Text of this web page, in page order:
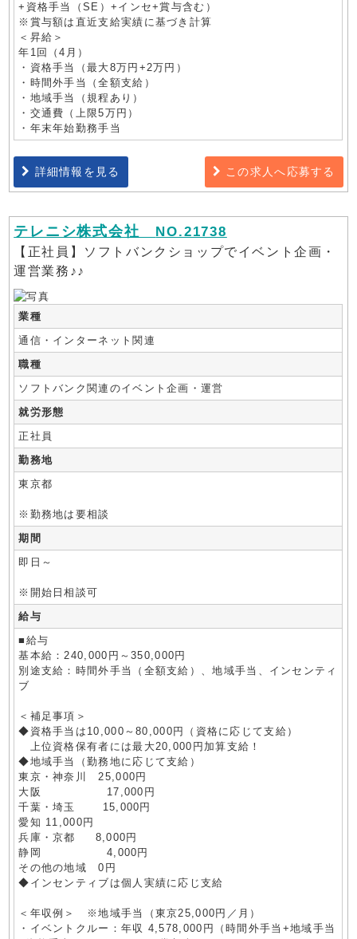
+資格手当（SE）+インセ+賞与含む）
※賞与額は直近支給実績に基づき計算
＜昇給＞
年1回（4月）
・資格手当（最大8万円+2万円）
・時間外手当（全額支給）
・地域手当（規程あり）
・交通費（上限5万円）
・年末年始勤務手当
詳細情報を見る この求人へ応募する
テレニシ株式会社 NO.21738
【正社員】ソフトバンクショップでイベント企画・
運営業務♪♪
業種
通信・インターネット関連
職種
ソフトバンク関連のイベント企画・運営
就労形態
正社員
勤務地
東京都
※勤務地は要相談
期間
即日～
※開始日相談可
給与
■給与
基本給：240,000円～350,000円
別途支給：時間外手当（全額支給）、地域手当、インセンティ
ブ
＜補足事項＞
◆資格手当は10,000～80,000円（資格に応じて支給）
上位資格保有者には最大20,000円加算支給！
◆地域手当（勤務地に応じて支給）
東京・神奈川 25,000円
大阪 17,000円
千葉・埼玉 15,000円
愛知 11,000円
兵庫・京都 8,000円
静岡 4,000円
その他の地域 0円
◆インセンティブは個人実績に応じ支給
＜年収例＞ ※地域手当（東京25,000円／月）
・イベントクルー：年収 4,578,000円（時間外手当+地域手当